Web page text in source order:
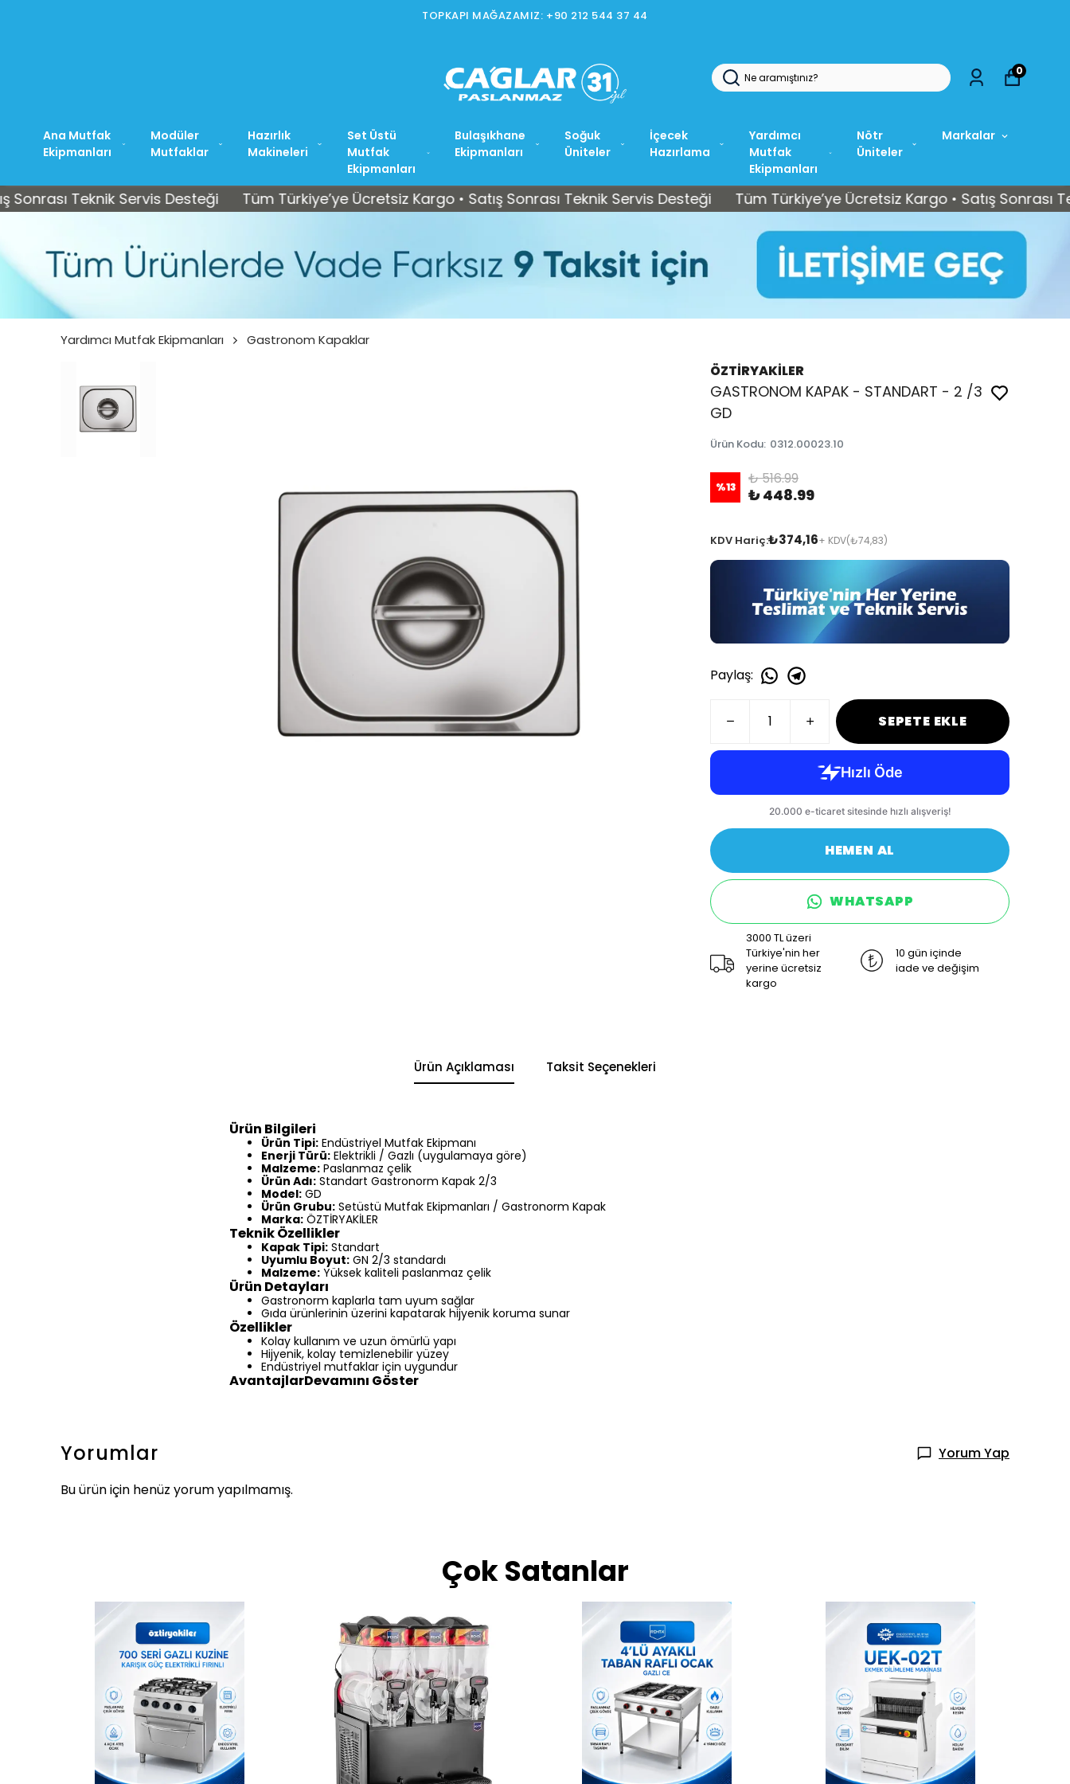
İSTOÇ MAĞAZAMIZ: +90 212 565 15 37
Ana Mutfak
Ekipmanları
Modüler
Mutfaklar
Hazırlık
Makineleri
Set Üstü
Mutfak
Ekipmanları
Bulaşıkhane
Ekipmanları
Soğuk
Üniteler
İçecek
Hazırlama
Yardımcı
Mutfak
Ekipmanları
Nötr
Üniteler
Markalar
0
Teknik Servis Desteği Tüm Türkiye’ye Ücretsiz Kargo • Satış Sonrası Teknik Servis Desteği Tüm Türkiye’ye Ücretsiz Kargo • Satış Sonrası Teknik
Yardımcı Mutfak Ekipmanları Gastronom Kapaklar
ÖZTİRYAKİLER
GASTRONOM KAPAK - STANDART - 2 /3
GD
Ürün Kodu: 0312.00023.10
%13 ₺ 516.99
₺ 448.99
KDV Hariç:₺374,16+ KDV(₺74,83)
Paylaş:
SEPETE EKLE
HEMEN AL
WHATSAPP
3000 TL üzeri
Türkiye'nin her
yerine ücretsiz
kargo
10 gün içinde
iade ve değişim
Ürün Açıklaması Taksit Seçenekleri
Ürün Bilgileri
Ürün Tipi: Endüstriyel Mutfak Ekipmanı
Enerji Türü: Elektrikli / Gazlı (uygulamaya göre)
Malzeme: Paslanmaz çelik
Ürün Adı: Standart Gastronorm Kapak 2/3
Model: GD
Ürün Grubu: Setüstü Mutfak Ekipmanları / Gastronorm Kapak
Marka: ÖZTİRYAKİLER
Teknik Özellikler
Kapak Tipi: Standart
Uyumlu Boyut: GN 2/3 standardı
Malzeme: Yüksek kaliteli paslanmaz çelik
Ürün Detayları
Gastronorm kaplarla tam uyum sağlar
Gıda ürünlerinin üzerini kapatarak hijyenik koruma sunar
Özellikler
Kolay kullanım ve uzun ömürlü yapı
Hijyenik, kolay temizlenebilir yüzey
Endüstriyel mutfaklar için uygundur
AvantajlarDevamını Göster
Yorumlar
Yorum Yap
Bu ürün için henüz yorum yapılmamış.
Çok Satanlar